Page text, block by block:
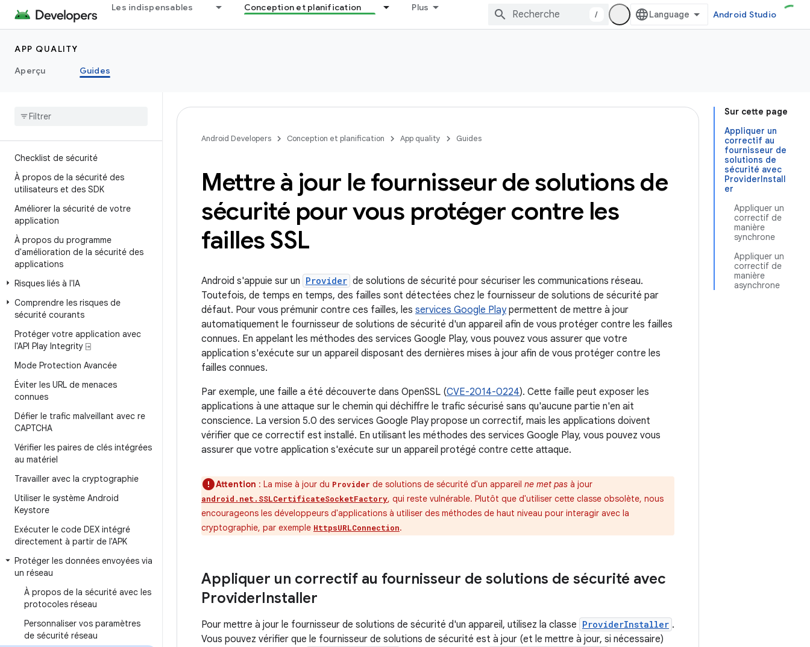
Les indispensables Conception et planification Plus
/ Android Studio
APP QUALITY
Aperçu
Guides
Checklist de sécurité
À propos de la sécurité des
utilisateurs et des SDK
Améliorer la sécurité de votre
application
À propos du programme
d'amélioration de la sécurité des
applications
Risques liés à l'IA
Comprendre les risques de
sécurité courants
Protéger votre application avec
l'API Play Integrity ⍈
Mode Protection Avancée
Éviter les URL de menaces
connues
Défier le trafic malveillant avec re
CAPTCHA
Vérifier les paires de clés intégrées
au matériel
Travailler avec la cryptographie
Utiliser le système Android
Keystore
Exécuter le code DEX intégré
directement à partir de l'APK
Protéger les données envoyées via
un réseau
À propos de la sécurité avec les
protocoles réseau
Personnaliser vos paramètres
de sécurité réseau
Sur cette page
Appliquer un
correctif au
fournisseur de
solutions de
sécurité avec
ProviderInstall
er
Appliquer un
correctif de
manière
synchrone
Appliquer un
correctif de
manière
asynchrone
Android Developers Conception et planification App quality Guides
Mettre à jour le fournisseur de solutions de
sécurité pour vous protéger contre les
failles SSL
Android s'appuie sur un Provider de solutions de sécurité pour sécuriser les communications réseau.
Toutefois, de temps en temps, des failles sont détectées chez le fournisseur de solutions de sécurité par
défaut. Pour vous prémunir contre ces failles, les services Google Playpermettent de mettre à jour
automatiquement le fournisseur de solutions de sécurité d'un appareil afin de vous protéger contre les failles
connues. En appelant les méthodes des services Google Play, vous pouvez vous assurer que votre
application s'exécute sur un appareil disposant des dernières mises à jour afin de vous protéger contre les
failles connues.
Par exemple, une faille a été découverte dans OpenSSL (CVE-2014-0224). Cette faille peut exposer les
applications à une attaque sur le chemin qui déchiffre le trafic sécurisé sans qu'aucune partie n'en ait
conscience. La version 5.0 des services Google Play propose un correctif, mais les applications doivent
vérifier que ce correctif est installé. En utilisant les méthodes des services Google Play, vous pouvez vous
assurer que votre application s'exécute sur un appareil protégé contre cette attaque.
Attention : La mise à jour du Provider de solutions de sécurité d'un appareil ne met pas à jour
android.net.SSLCertificateSocketFactory, qui reste vulnérable. Plutôt que d'utiliser cette classe obsolète, nous
encourageons les développeurs d'applications à utiliser des méthodes de haut niveau pour interagir avec la
cryptographie, par exemple HttpsURLConnection.
Appliquer un correctif au fournisseur de solutions de sécurité avec
ProviderInstaller
Pour mettre à jour le fournisseur de solutions de sécurité d'un appareil, utilisez la classe ProviderInstaller .
Vous pouvez vérifier que le fournisseur de solutions de sécurité est à jour (et le mettre à jour, si nécessaire)